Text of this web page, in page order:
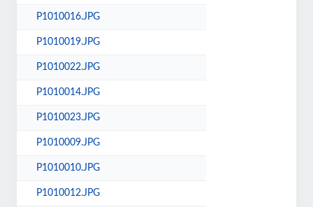
P1010016.JPG
P1010019.JPG
P1010022.JPG
P1010014.JPG
P1010023.JPG
P1010009.JPG
P1010010.JPG
P1010012.JPG